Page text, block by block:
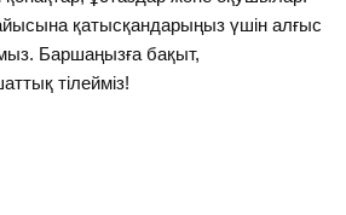
қатысқандарыңыз үшін алғыс
Баршаңызға бақыт,
тілейміз!